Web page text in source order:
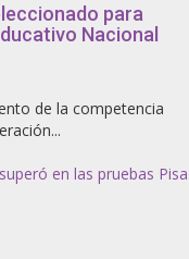
para
Nacional
de la competencia
en las pruebas Pisa